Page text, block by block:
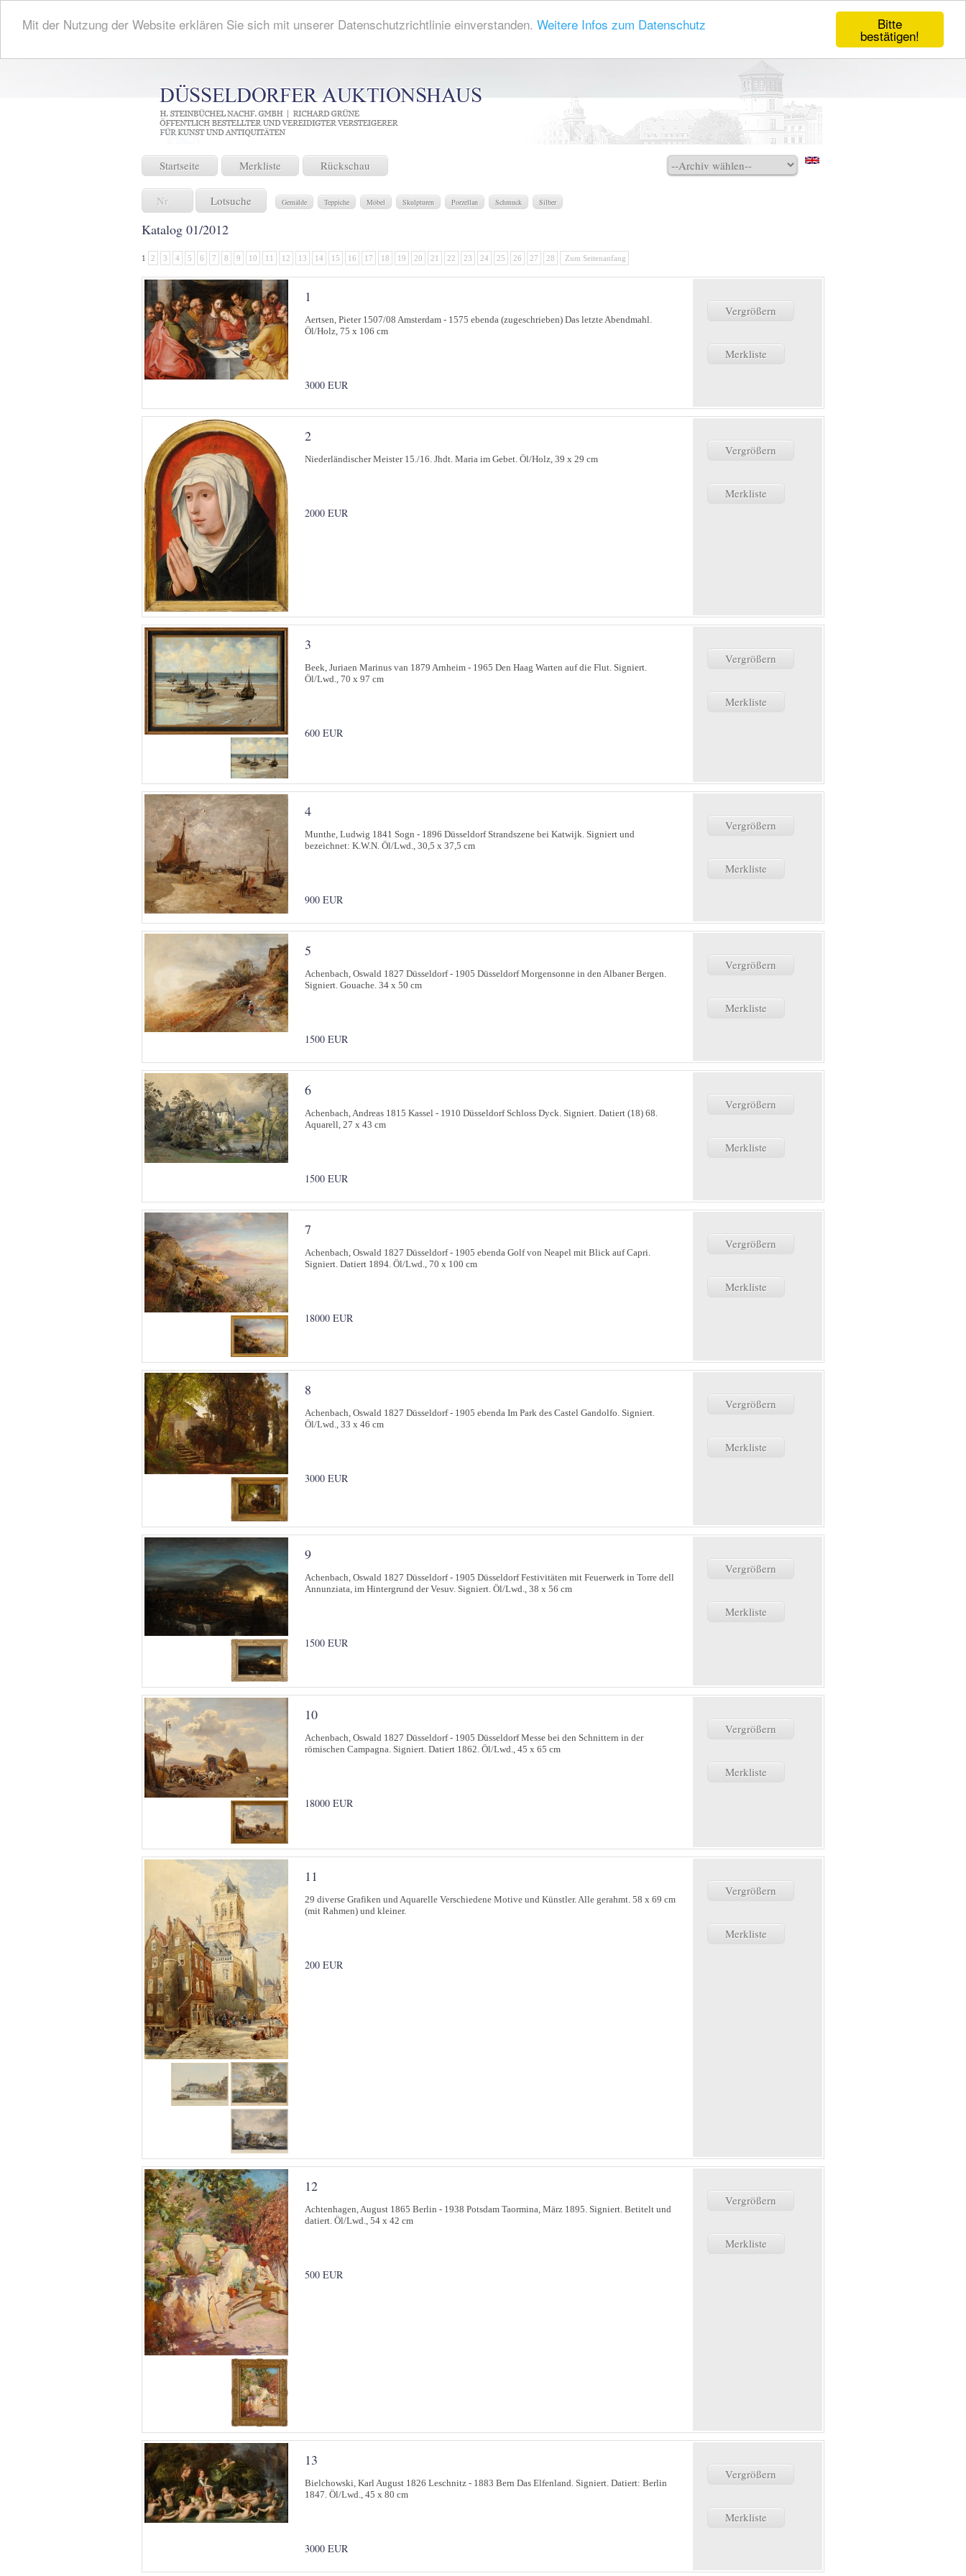
Bitte
bestätigen!
Mit der Nutzung der Website erklären Sie sich mit unserer Datenschutzrichtlinie einverstanden. Weitere Infos zum Datenschutz
Startseite Merkliste Rückschau
Lotsuche Gemälde Teppiche Möbel Skulpturen Porzellan Schmuck Silber
Katalog 01/2012
1 2 3 4 5 6 7 8 9 10 11 12 13 14 15 16 17 18 19 20 21 22 23 24 25 26 27 28 Zum Seitenanfang
1
Aertsen, Pieter 1507/08 Amsterdam - 1575 ebenda (zugeschrieben) Das letzte Abendmahl.
Öl/Holz, 75 x 106 cm
3000 EUR
Vergrößern
Merkliste
2
Niederländischer Meister 15./16. Jhdt. Maria im Gebet. Öl/Holz, 39 x 29 cm
2000 EUR
Vergrößern
Merkliste
3
Beek, Juriaen Marinus van 1879 Arnheim - 1965 Den Haag Warten auf die Flut. Signiert.
Öl/Lwd., 70 x 97 cm
600 EUR
Vergrößern
Merkliste
4
Munthe, Ludwig 1841 Sogn - 1896 Düsseldorf Strandszene bei Katwijk. Signiert und
bezeichnet: K.W.N. Öl/Lwd., 30,5 x 37,5 cm
900 EUR
Vergrößern
Merkliste
5
Achenbach, Oswald 1827 Düsseldorf - 1905 Düsseldorf Morgensonne in den Albaner Bergen.
Signiert. Gouache. 34 x 50 cm
1500 EUR
Vergrößern
Merkliste
6
Achenbach, Andreas 1815 Kassel - 1910 Düsseldorf Schloss Dyck. Signiert. Datiert (18) 68.
Aquarell, 27 x 43 cm
1500 EUR
Vergrößern
Merkliste
7
Achenbach, Oswald 1827 Düsseldorf - 1905 ebenda Golf von Neapel mit Blick auf Capri.
Signiert. Datiert 1894. Öl/Lwd., 70 x 100 cm
18000 EUR
Vergrößern
Merkliste
8
Achenbach, Oswald 1827 Düsseldorf - 1905 ebenda Im Park des Castel Gandolfo. Signiert.
Öl/Lwd., 33 x 46 cm
3000 EUR
Vergrößern
Merkliste
9
Achenbach, Oswald 1827 Düsseldorf - 1905 Düsseldorf Festivitäten mit Feuerwerk in Torre dell
Annunziata, im Hintergrund der Vesuv. Signiert. Öl/Lwd., 38 x 56 cm
1500 EUR
Vergrößern
Merkliste
10
Achenbach, Oswald 1827 Düsseldorf - 1905 Düsseldorf Messe bei den Schnittern in der
römischen Campagna. Signiert. Datiert 1862. Öl/Lwd., 45 x 65 cm
18000 EUR
Vergrößern
Merkliste
11
29 diverse Grafiken und Aquarelle Verschiedene Motive und Künstler. Alle gerahmt. 58 x 69 cm
(mit Rahmen) und kleiner.
200 EUR
Vergrößern
Merkliste
12
Achtenhagen, August 1865 Berlin - 1938 Potsdam Taormina, März 1895. Signiert. Betitelt und
datiert. Öl/Lwd., 54 x 42 cm
500 EUR
Vergrößern
Merkliste
13
Bielchowski, Karl August 1826 Leschnitz - 1883 Bern Das Elfenland. Signiert. Datiert: Berlin
1847. Öl/Lwd., 45 x 80 cm
3000 EUR
Vergrößern
Merkliste